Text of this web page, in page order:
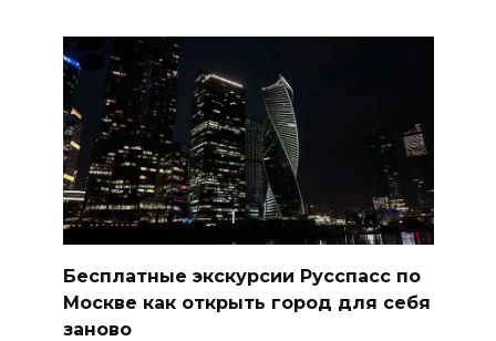
Бесплатные экскурсии Русспасс по
Москве как открыть город для себя
заново